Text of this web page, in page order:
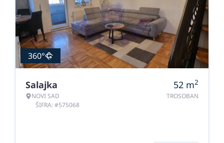
360°
Salajka
NOVI SAD
ŠIFRA: #575068
52 m2
TROSOBAN